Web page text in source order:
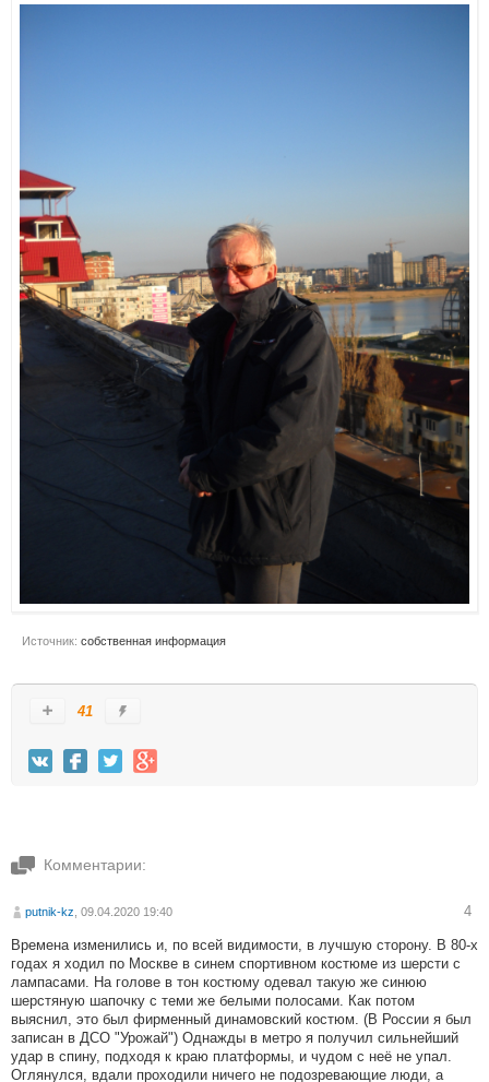
Источник: собственная информация
41
Комментарии:
putnik-kz , 09.04.2020 19:40 4
Времена изменились и, по всей видимости, в лучшую сторону. В 80-х
годах я ходил по Москве в синем спортивном костюме из шерсти с
лампасами. На голове в тон костюму одевал такую же синюю
шерстяную шапочку с теми же белыми полосами. Как потом
выяснил, это был фирменный динамовский костюм. (В России я был
записан в ДСО "Урожай") Однажды в метро я получил сильнейший
удар в спину, подходя к краю платформы, и чудом с неё не упал.
Оглянулся, вдали проходили ничего не подозревающие люди, а